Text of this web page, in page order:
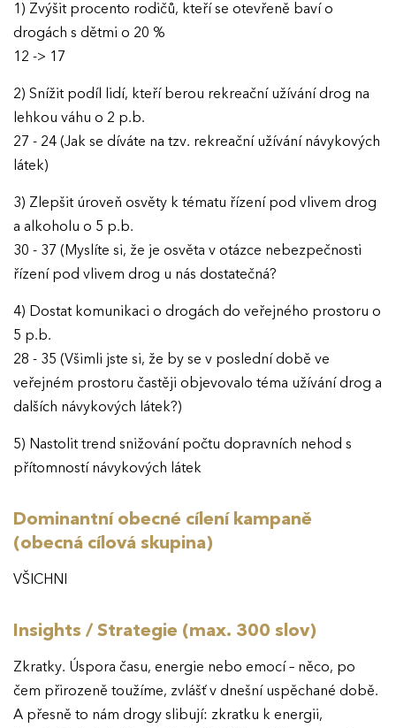
1) Zvýšit procento rodičů, kteří se otevřeně baví o
drogách s dětmi o 20 %
12 -> 17
2) Snížit podíl lidí, kteří berou rekreační užívání drog na
lehkou váhu o 2 p.b.
27 - 24 (Jak se díváte na tzv. rekreační užívání návykových
látek)
3) Zlepšit úroveň osvěty k tématu řízení pod vlivem drog
a alkoholu o 5 p.b.
30 - 37 (Myslíte si, že je osvěta v otázce nebezpečnosti
řízení pod vlivem drog u nás dostatečná?
4) Dostat komunikaci o drogách do veřejného prostoru o
5 p.b.
28 - 35 (Všimli jste si, že by se v poslední době ve
veřejném prostoru častěji objevovalo téma užívání drog a
dalších návykových látek?)
5) Nastolit trend snižování počtu dopravních nehod s
přítomností návykových látek
Dominantní obecné cílení kampaně
(obecná cílová skupina)
VŠICHNI
Insights / Strategie (max. 300 slov)
Zkratky. Úspora času, energie nebo emocí – něco, po
čem přirozeně toužíme, zvlášť v dnešní uspěchané době.
A přesně to nám drogy slibují: zkratku k energii,